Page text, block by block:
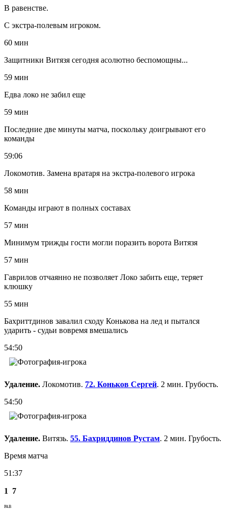
В равенстве.
С экстра-полевым игроком.
60 мин
Защитники Витязя сегодня асолютно беспомощны...
59 мин
Едва локо не забил еще
59 мин
Последние две минуты матча, поскольку доигрывают его
команды
59:06
Локомотив. Замена вратаря на экстра-полевого игрока
58 мин
Команды играют в полных составах
57 мин
Минимум трижды гости могли поразить ворота Витязя
57 мин
Гаврилов отчаянно не позволяет Локо забить еще, теряет
клюшку
55 мин
Бахриттдинов завалил сходу Конькова на лед и пытался
ударить - судьи вовремя вмешались
54:50
Удаление. Локомотив. 72. Коньков Сергей. 2 мин. Грубость.
54:50
Удаление. Витязь. 55. Бахриддинов Рустам. 2 мин. Грубость.
Время матча
51:37
1 7
РАВ